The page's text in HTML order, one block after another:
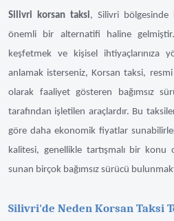
Silivri korsan taksi, Silivri bölgesinde
önemli bir alternatifi haline
keşfetmek ve kişisel ihtiyaçlarınıza
anlamak isterseniz, Korsan taksi,
olarak faaliyet gösteren bağımsız
tarafından işletilen araçlardır. Bu
göre daha ekonomik fiyatlar
kalitesi, genellikle tartışmalı bir
sunan birçok bağımsız sürücü
Silivri'de Neden Korsan Taksi